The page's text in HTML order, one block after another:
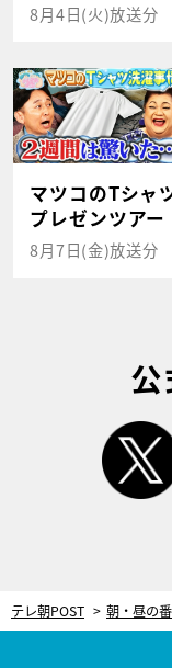
8月4日(火)放送分
マツコのTシャ
プレゼンツアー
8月7日(金)放送分
公
テレ朝POST 朝・昼の